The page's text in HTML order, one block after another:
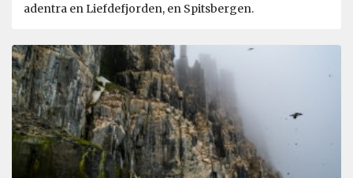
adentra en Liefdefjorden, en Spitsbergen.